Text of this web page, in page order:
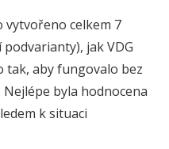
celkem 7
jak VDG
tak, aby fungovalo bez
byla hodnocena
k situaci